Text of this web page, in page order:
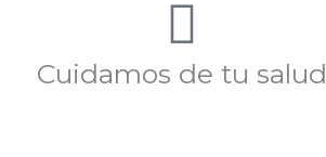
Cuidamos de tu salud